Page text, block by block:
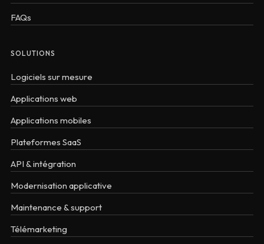
FAQs
SOLUTIONS
Logiciels sur mesure
Applications web
Applications mobiles
Plateformes SaaS
API & intégration
Modernisation applicative
Maintenance & support
Télémarketing